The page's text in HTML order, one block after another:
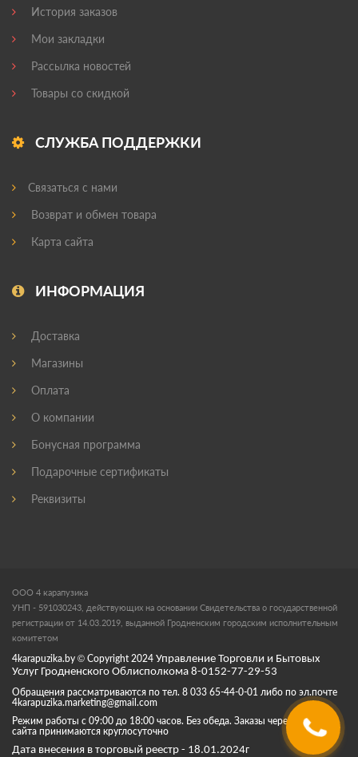
История заказов
Мои закладки
Рассылка новостей
Товары со скидкой
СЛУЖБА ПОДДЕРЖКИ
Связаться с нами
Возврат и обмен товара
Карта сайта
ИНФОРМАЦИЯ
Доставка
Магазины
Оплата
О компании
Бонусная программа
Подарочные сертификаты
Реквизиты
ООО 4 карапузика
УНП - 591030243, действующих на основании Свидетельства о государственной
регистрации от 14.03.2019, выданной Гродненским городским исполнительным
комитетом
4karapuzika.by © Copyright 2024 Управление Торговли и Бытовых
Услуг Гродненского Облисполкома 8-0152-77-29-53
Обращения рассматриваются по тел. 8 033 65-44-0-01 либо по эл.почте
4karapuzika.marketing@gmail.com
Режим работы с 09:00 до 18:00 часов. Без обеда. Заказы через корзину
сайта принимаются круглосуточно
Дата внесения в торговый реестр - 18.01.2024г